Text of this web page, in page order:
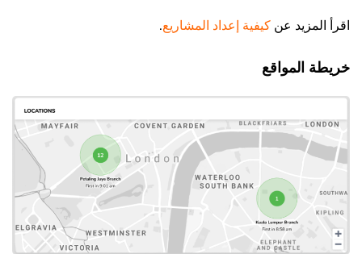
اقرأ المزيد عن كيفية إعداد المشاريع.
خريطة المواقع